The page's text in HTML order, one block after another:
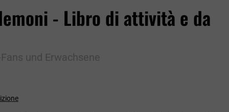
- Libro di attività e da
und Erwachsene